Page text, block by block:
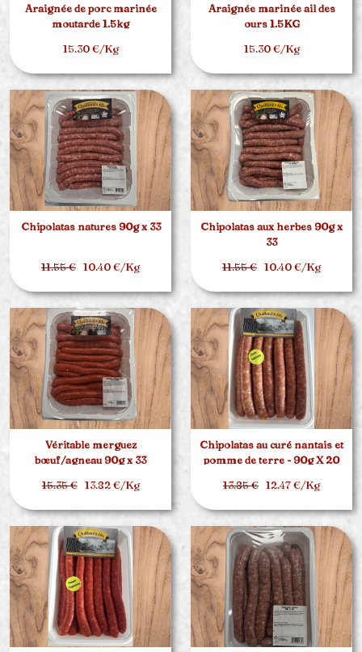
Araignée de porc marinée
moutarde 1.5kg
15.30 €/Kg
Araignée marinée ail des
ours 1.5KG
15.30 €/Kg
Chipolatas natures 90g x 33
11.55 € 10.40 €/Kg
Chipolatas aux herbes 90g x
33
11.55 € 10.40 €/Kg
Véritable merguez
bœuf/agneau 90g x 33
15.35 €13.82 €/Kg
Chipolatas au curé nantais et
pomme de terre - 90g X 20
13.85 € 12.47 €/Kg